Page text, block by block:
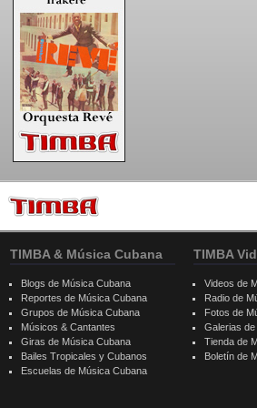
TIMBA & Música Cubana
Blogs de Música Cubana
Reportes de Música Cubana
Grupos de Música Cubana
Músicos & Cantantes
Giras de Música Cubana
Bailes Tropicales y Cubanos
Escuelas de Música Cubana
TIMBA
Videos de
Radio de
Fotos de
Galerias
Tienda de
Boletín de